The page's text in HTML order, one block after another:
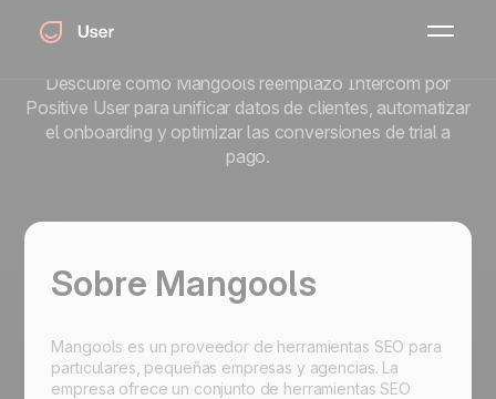
automatizados para activar
Descubre cómo Mangools reemplazó Intercom por
Positive User para unificar datos de clientes, automatizar
el onboarding y optimizar las conversiones de trial a
pago.
Sobre Mangools
Mangools es un proveedor de herramientas SEO para
particulares, pequeñas empresas y agencias. La
empresa ofrece un conjunto de herramientas SEO